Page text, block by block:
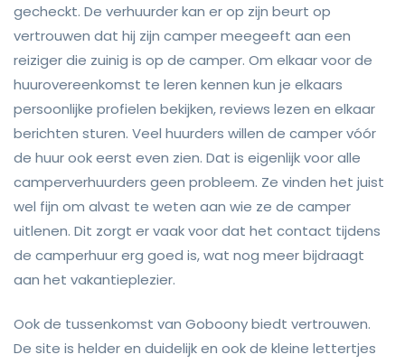
gecheckt. De verhuurder kan er op zijn beurt op
vertrouwen dat hij zijn camper meegeeft aan een
reiziger die zuinig is op de camper. Om elkaar voor de
huurovereenkomst te leren kennen kun je elkaars
persoonlijke profielen bekijken, reviews lezen en elkaar
berichten sturen. Veel huurders willen de camper vóór
de huur ook eerst even zien. Dat is eigenlijk voor alle
camperverhuurders geen probleem. Ze vinden het juist
wel fijn om alvast te weten aan wie ze de camper
uitlenen. Dit zorgt er vaak voor dat het contact tijdens
de camperhuur erg goed is, wat nog meer bijdraagt
aan het vakantieplezier.
Ook de tussenkomst van Goboony biedt vertrouwen.
De site is helder en duidelijk en ook de kleine lettertjes